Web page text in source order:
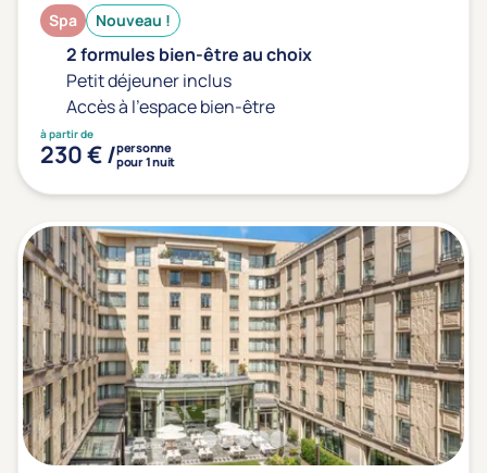
Spa Nouveau !
2 formules bien-être au choix
Petit déjeuner inclus
Accès à l'espace bien-être
à partir de
230 € /personne
pour 1 nuit